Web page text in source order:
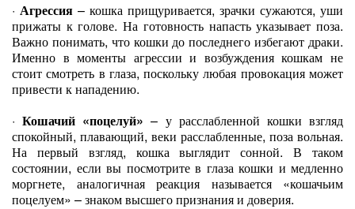
· Агрессия – кошка прищуривается, зрачки сужаются, уши
прижаты к голове. На готовность напасть указывает поза.
Важно понимать, что кошки до последнего избегают драки.
Именно в моменты агрессии и возбуждения кошкам не
стоит смотреть в глаза, поскольку любая провокация может
привести к нападению.
·Кошачий «поцелуй»– у расслабленной кошки взгляд
спокойный, плавающий, веки расслабленные, поза вольная.
На первый взгляд, кошка выглядит сонной. В таком
состоянии, если вы посмотрите в глаза кошки и медленно
моргнете, аналогичная реакция называется «кошачьим
поцелуем» – знаком высшего признания и доверия.